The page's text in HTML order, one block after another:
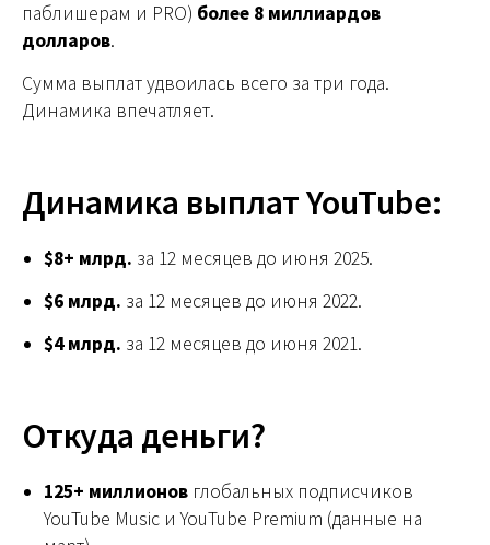
паблишерам и PRO) более 8 миллиардов
долларов.
Сумма выплат удвоилась всего за три года.
Динамика впечатляет.
Динамика выплат YouTube:
$8+ млрд. за 12 месяцев до июня 2025.
$6 млрд. за 12 месяцев до июня 2022.
$4 млрд. за 12 месяцев до июня 2021.
Откуда деньги?
125+ миллионов глобальных подписчиков
YouTube Music и YouTube Premium (данные на